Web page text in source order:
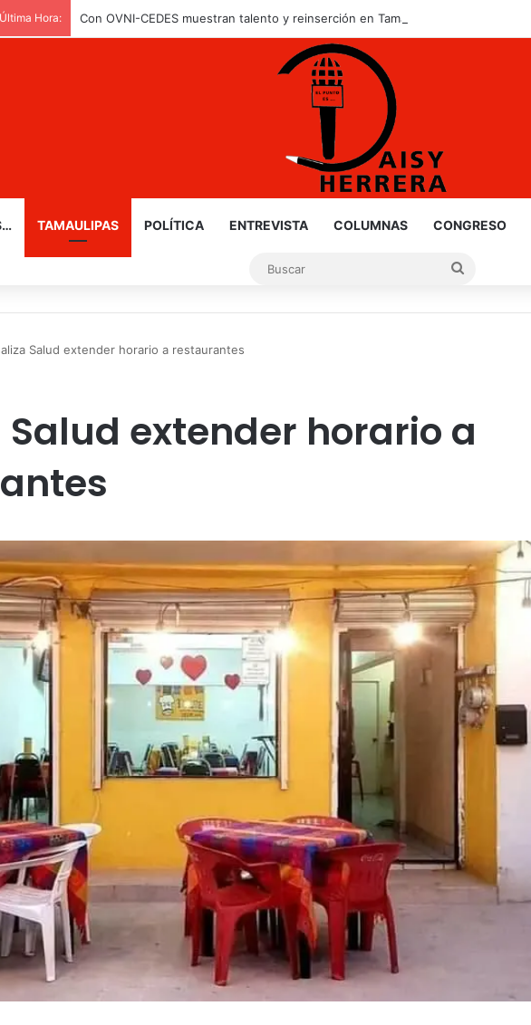
Última Hora: Con OVNI-CEDES muestran talento y reinserción en Tamaulipas
TAMAULIPAS POLÍTICA ENTREVISTA COLUMNAS CONGRESO
Salud extender horario a restaurantes
extender horario a